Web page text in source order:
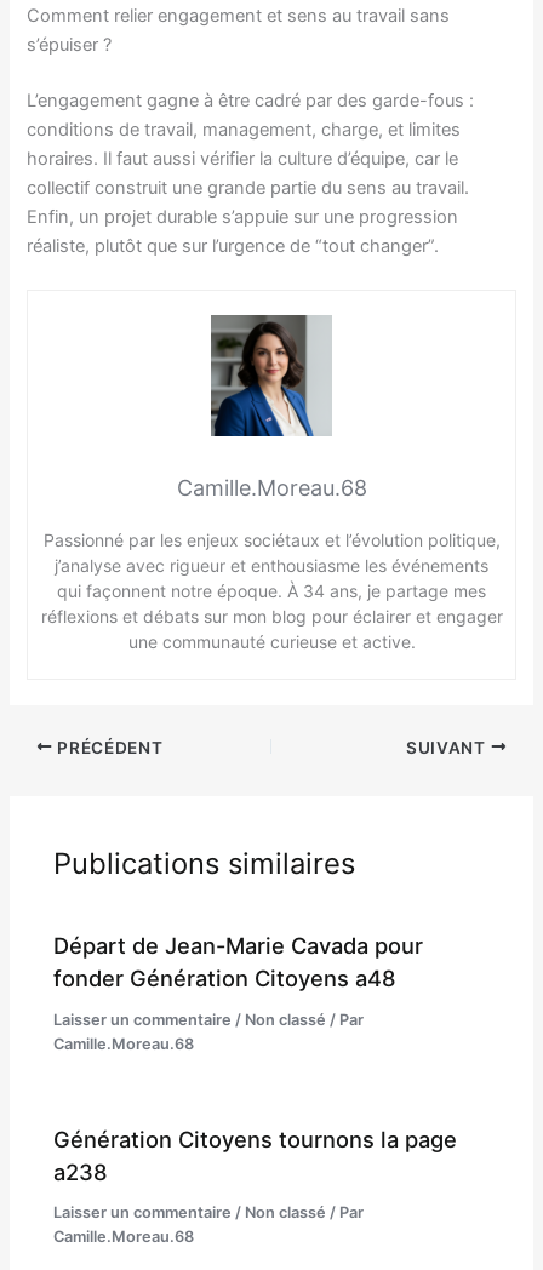
Comment relier engagement et sens au travail sans
s’épuiser ?
L’engagement gagne à être cadré par des garde-fous :
conditions de travail, management, charge, et limites
horaires. Il faut aussi vérifier la culture d’équipe, car le
collectif construit une grande partie du sens au travail.
Enfin, un projet durable s’appuie sur une progression
réaliste, plutôt que sur l’urgence de “tout changer”.
Camille.Moreau.68
Passionné par les enjeux sociétaux et l’évolution politique,
j’analyse avec rigueur et enthousiasme les événements
qui façonnent notre époque. À 34 ans, je partage mes
réflexions et débats sur mon blog pour éclairer et engager
une communauté curieuse et active.
PRÉCÉDENT SUIVANT
Publications similaires
Départ de Jean-Marie Cavada pour
fonder Génération Citoyens a48
Laisser un commentaire / Non classé / Par
Camille.Moreau.68
Génération Citoyens tournons la page
a238
Laisser un commentaire / Non classé / Par
Camille.Moreau.68